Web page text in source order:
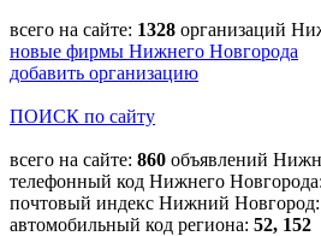
всего на сайте: 1328 организаций
новые фирмы Нижнего Новгорода
добавить организацию
ПОИСК по сайту
всего на сайте: 860 объявлений
телефонный код Нижнего Новгорода:
почтовый индекс Нижний Новгород:
автомобильный код региона: 52, 152